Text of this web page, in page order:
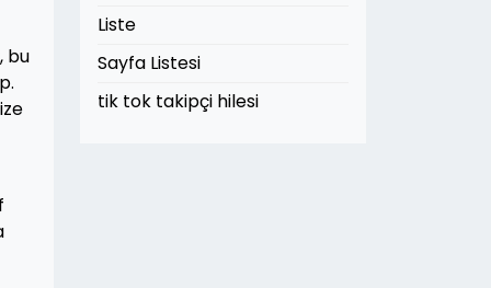
bu
Liste
Sayfa Listesi
tik tok takipçi hilesi